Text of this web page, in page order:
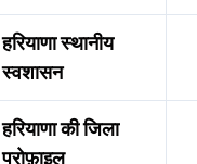
हरियाणा स्थानीय
स्वशासन
हरियाणा की जिला
प्रोफ़ाइल